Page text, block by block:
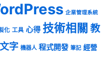
企業管理系統
化 工具 心得 技術相關 教
字 機器人 程式開發 筆記 經營